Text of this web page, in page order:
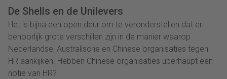
De Shells en de Unilevers
Het is bijna een open deur om te veronderstellen dat er
behoorlijk grote verschillen zijn in de manier waarop
Nederlandse, Australische en Chinese organisaties tegen
HR aankijken. Hebben Chinese organisaties überhaupt een
notie van HR?